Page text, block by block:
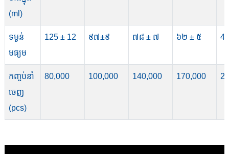
(ml)
ទម្ងន់
មធ្យម
125 ± 12 ៩៧±៩ ៧៨ ± ៧ ៦២ ± ៥
កញ្ចប់នាំ
ចេញ
(pcs)
80,000 100,000 140,000 170,000